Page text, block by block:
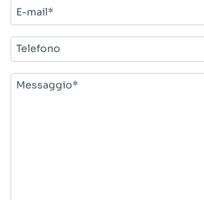
E-
mail*
Telefono
Messaggio*